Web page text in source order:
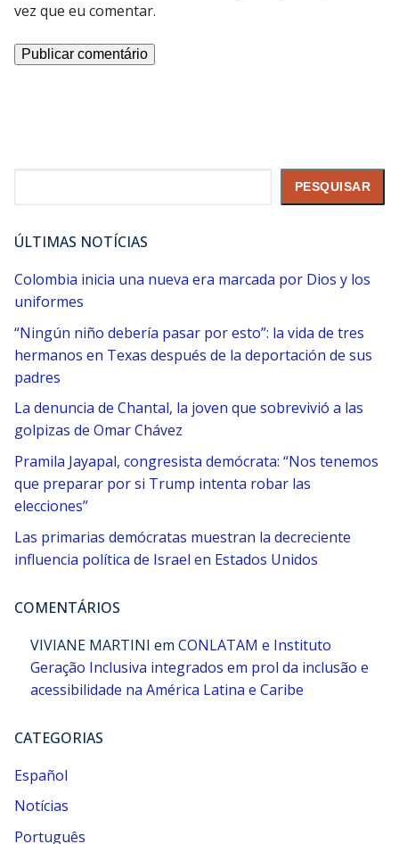
vez que eu comentar.
PESQUISAR
ÚLTIMAS NOTÍCIAS
Colombia inicia una nueva era marcada por Dios y los
uniformes
“Ningún niño debería pasar por esto”: la vida de tres
hermanos en Texas después de la deportación de sus
padres
La denuncia de Chantal, la joven que sobrevivió a las
golpizas de Omar Chávez
Pramila Jayapal, congresista demócrata: “Nos tenemos
que preparar por si Trump intenta robar las
elecciones”
Las primarias demócratas muestran la decreciente
influencia política de Israel en Estados Unidos
COMENTÁRIOS
VIVIANE MARTINI em CONLATAM e Instituto
Geração Inclusiva integrados em prol da inclusão e
acessibilidade na América Latina e Caribe
CATEGORIAS
Español
Notícias
Português